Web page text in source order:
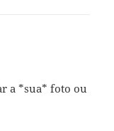
a *sua* foto ou